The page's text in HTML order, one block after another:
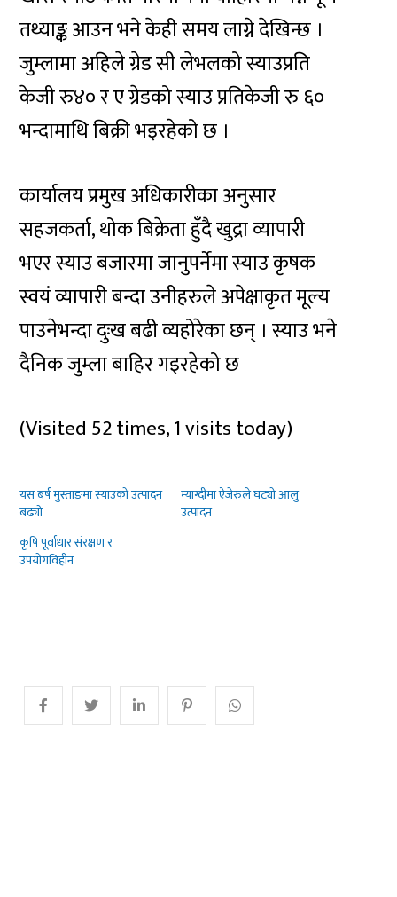
तथ्याङ्क आउन भने केही समय लाग्ने देखिन्छ ।
जुम्लामा अहिले ग्रेड सी लेभलको स्याउप्रति
केजी रु४० र ए ग्रेडको स्याउ प्रतिकेजी रु ६०
भन्दामाथि बिक्री भइरहेको छ ।
कार्यालय प्रमुख अधिकारीका अनुसार
सहजकर्ता, थोक बिक्रेता हुँदै खुद्रा व्यापारी
भएर स्याउ बजारमा जानुपर्नेमा स्याउ कृषक
स्वयं व्यापारी बन्दा उनीहरुले अपेक्षाकृत मूल्य
पाउनेभन्दा दुःख बढी व्यहोरेका छन् । स्याउ भने
दैनिक जुम्ला बाहिर गइरहेको छ
(Visited 52 times, 1 visits today)
यस बर्ष मुस्ताङमा स्याउको उत्पादन
बढ्यो
म्याग्दीमा ऐजेरुले घट्यो आलु
उत्पादन
कृषि पूर्वाधार संरक्षण र
उपयोगविहीन